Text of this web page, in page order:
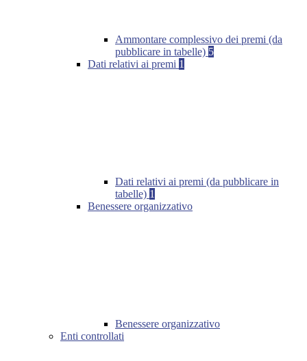
Ammontare complessivo dei premi (da
pubblicare in tabelle) 5
Dati relativi ai premi 1
Dati relativi ai premi (da pubblicare in
tabelle) 1
Benessere organizzativo
Benessere organizzativo
Enti controllati